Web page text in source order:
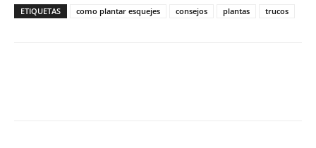
ETIQUETAS como plantar esquejes consejos plantas trucos